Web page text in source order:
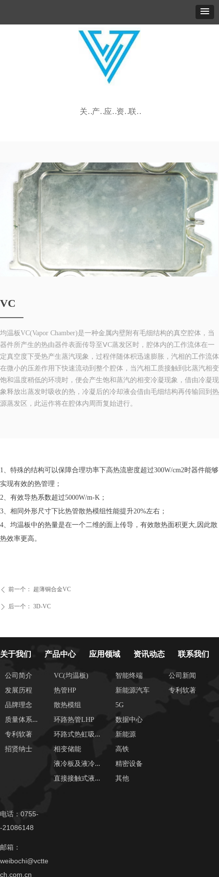
关于我们 产品中心 应用领域 资讯动态 联系我们
VC
均温板VC(Vapor Chamber)是一种金属内壁附有毛细结构的真空腔体，当
器件所产生的热由器件表面传导至ⅤC蒸发区时，腔体内的工作流体在一
定真空度下受热产生蒸汽现象，过程伴随体积迅速膨胀，汽相的工作流体
在微小的压差作用下快速流动到整个腔体，当汽相工质接触到比蒸汽相变
饱和温度稍低的环境时，便会产生饱和蒸汽的相变冷凝现象，借由冷凝现
象释放出蒸发时吸收的热，冷凝后的冷却液会借由毛细结构再传输回到热
源蒸发区，此运作将在腔体内周而复始进行。
ꄴ 前一个： 超薄铜合金VC
ꄲ 后一个： 3D-VC
1、特殊的结构可以保障合理功率下高热流密度超过300W/cm2时器件能够
实现有效的热管理；
2、有效导热系数超过5000W/m-K；
3、相同外形尺寸下比热管散热模组性能提升20%左右；
4、均温板中的热量是在一个二维的面上传导，有效散热面积更大,因此散
热效率更高。
关于我们
公司简介
发展历程
品牌理念
质
量体系证书
专利软著
招贤纳士
智能终端
新能源汽车
5G
数据中心
新能源
高铁
精密设备
其他
应用领域
VC(均温板)
热管HP
散热模组
环路热管LHP
环
路式热虹吸管LTS
相变储能
液
冷板及液冷系统
直
接接触式液冷
产品中心
公司新闻
专利软著
资讯动态 联系我们
电话：0755-
-21086148
邮箱：
weibochi@vctte
ch.com.cn